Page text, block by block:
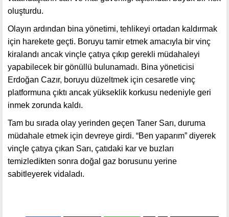
oluşturdu.
Olayın ardından bina yönetimi, tehlikeyi ortadan kaldırmak
için harekete geçti. Boruyu tamir etmek amacıyla bir vinç
kiralandı ancak vinçle çatıya çıkıp gerekli müdahaleyi
yapabilecek bir gönüllü bulunamadı. Bina yöneticisi
Erdoğan Cazır, boruyu düzeltmek için cesaretle vinç
platformuna çıktı ancak yükseklik korkusu nedeniyle geri
inmek zorunda kaldı.
Tam bu sırada olay yerinden geçen Taner Sarı, duruma
müdahale etmek için devreye girdi. “Ben yaparım” diyerek
vinçle çatıya çıkan Sarı, çatıdaki kar ve buzları
temizledikten sonra doğal gaz borusunu yerine
sabitleyerek vidaladı.